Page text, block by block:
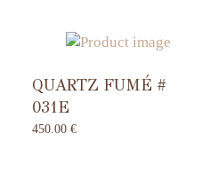
QUARTZ FUMÉ #
031E
450.00 €